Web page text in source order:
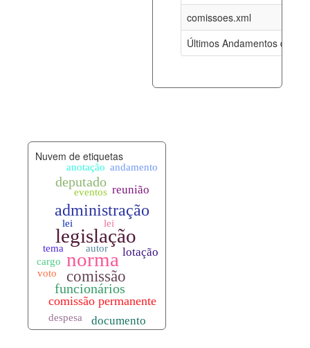
comissoes.xml
Últimos Andamentos de
documento_andamento.xml 08-08-
palavras_chave.xml 08-08-
legislacao_norma_anotacoes.xml
Nuvem de etiquetas